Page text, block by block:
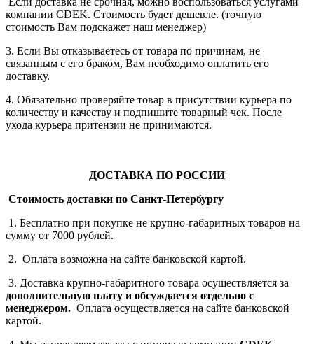
компании СDEK. Стоимость будет дешевле. (точную
стоимость Вам подскажет наш менеджер)
3. Если Вы отказываетесь от товара по причинам, не
связанным с его браком, Вам необходимо оплатить его
доставку.
4. Обязательно проверяйте товар в присутствии курьера по
количеству и качеству и подпишите товарный чек. После
ухода курьера притензии не принимаются.
ДОСТАВКА ПО РОССИИ
Стоимость доставки по Санкт-Петербургу
1. Бесплатно при покупке не крупно-габаритных товаров на
сумму от 7000 рублей.
2. Оплата возможна на сайте банковской картой.
3. Доставка крупно-габаритного товара осуществляется за
дополнительную плату и обсуждается отдельно с
менеджером. Оплата осуществляется на сайте банковской
картой.